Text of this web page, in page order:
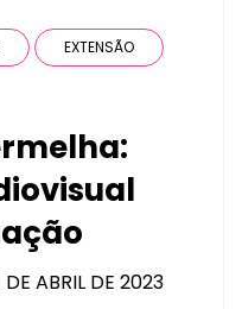
EXTENSÃO
DE ABRIL DE 2023